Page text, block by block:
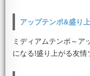
アップテンポ&盛り
ミディアムテンポ～ア
になる!盛り上がる友情